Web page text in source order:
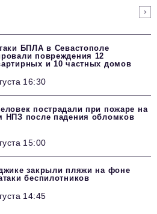
БПЛА в Севастополе
повреждения 12
и 10 частных домов
16:30
пострадали при пожаре на
НПЗ после падения обломков
15:00
закрыли пляжи на фоне
беспилотников
14:45